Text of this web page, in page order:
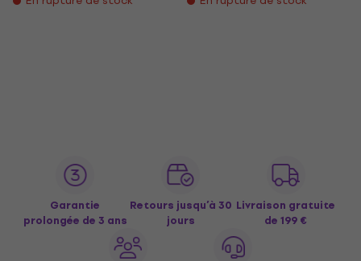
Garantie
prolongée de 3 ans
Retours jusqu’à 30
jours
Livraison gratuite
de 199 €